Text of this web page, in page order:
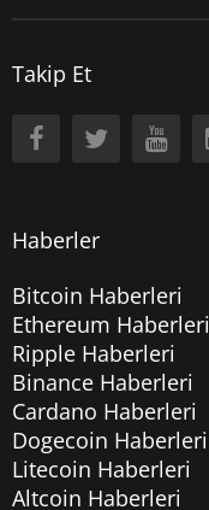
Takip Et
Haberler
Bitcoin Haberleri
Ethereum Haberleri
Ripple Haberleri
Binance Haberleri
Cardano Haberleri
Dogecoin Haberleri
Litecoin Haberleri
Altcoin Haberleri